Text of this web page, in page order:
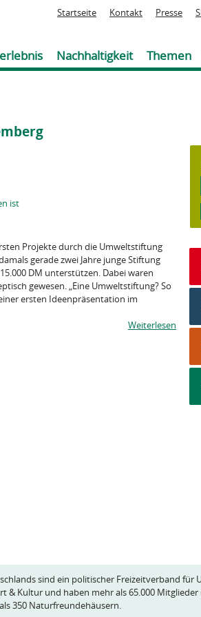
Jump to navigation
Startseite Kontakt Presse
Nachhaltigkeit Themen
ist
Projekte durch die Umweltstiftung
gerade zwei Jahre junge Stiftung
DM unterstützen. Dabei waren
gewesen. „Eine Umweltstiftung? So
ersten Ideenpräsentation im
Weiterlesen
sind ein politischer Freizeitverband für
& Kultur und haben mehr als 65.000 Mitglieder
350 Naturfreundehäusern.